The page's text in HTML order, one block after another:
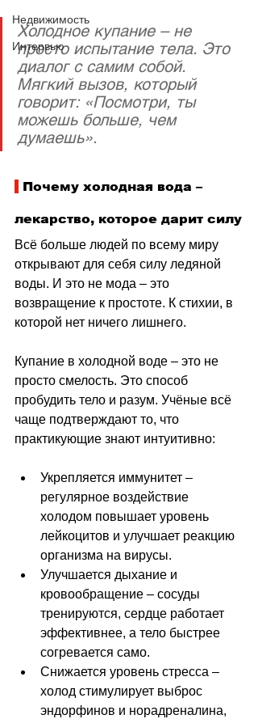
Недвижимость
Интервью
Холодное купание – не
просто испытание тела. Это
диалог с самим собой.
Мягкий вызов, который
говорит: «Посмотри, ты
можешь больше, чем
думаешь».
Почему холодная вода –
лекарство, которое дарит силу
Всё больше людей по всему миру
открывают для себя силу ледяной
воды. И это не мода – это
возвращение к простоте. К стихии, в
которой нет ничего лишнего.
Купание в холодной воде – это не
просто смелость. Это способ
пробудить тело и разум. Учёные всё
чаще подтверждают то, что
практикующие знают интуитивно:
Укрепляется иммунитет –
регулярное воздействие
холодом повышает уровень
лейкоцитов и улучшает реакцию
организма на вирусы.
Улучшается дыхание и
кровообращение – сосуды
тренируются, сердце работает
эффективнее, а тело быстрее
согревается само.
Снижается уровень стресса –
холод стимулирует выброс
эндорфинов и норадреналина,